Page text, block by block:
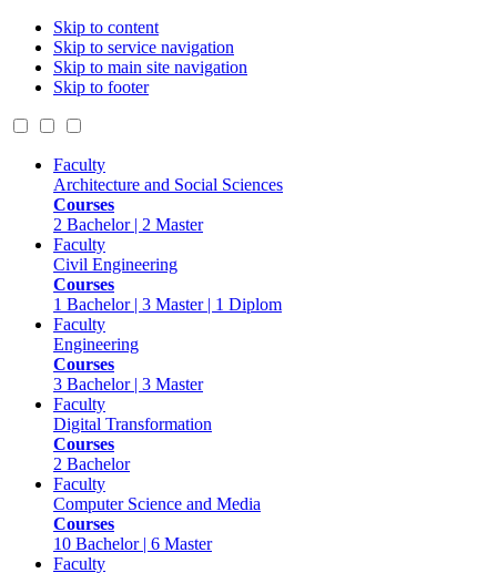
Skip to content
Skip to service navigation
Skip to main site navigation
Skip to footer
Faculty
Architecture and Social Sciences
Courses
2 Bachelor | 2 Master
Faculty
Civil Engineering
Courses
1 Bachelor | 3 Master | 1 Diplom
Faculty
Engineering
Courses
3 Bachelor | 3 Master
Faculty
Digital Transformation
Courses
2 Bachelor
Faculty
Computer Science and Media
Courses
10 Bachelor | 6 Master
Faculty